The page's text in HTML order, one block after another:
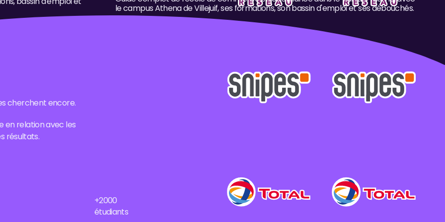
le campus Athena de Villejuif, ses formations, son bassin d'emploi et ses débouchés.
cherchent encore.
en relation avec les
résultats.
+2000
étudiants